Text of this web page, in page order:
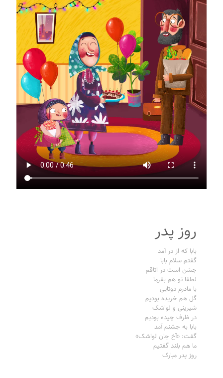
روز پدر
بابا که از در آمد
گفتم سلام بابا
جشن است در اتاقم
لطفا تو هم بفرما
با مادرم دوتایی
گل هم خریده بودیم
شیرینی و لواشک
در ظرف چیده بودیم
بابا به جشنم آمد
گفت: «آخ جان لواشک»
ما هم بلند گفتیم
روز پدر مبارک